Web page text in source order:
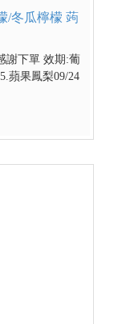
/冬瓜檸檬 蒟
謝下單 效期:葡
蘋果鳳梨09/24
請依賣場實際
解膩好幫手 越